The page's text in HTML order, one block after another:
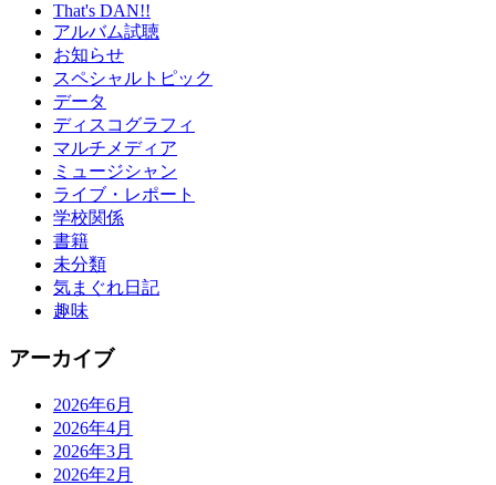
That's DAN!!
アルバム試聴
お知らせ
スペシャルトピック
データ
ディスコグラフィ
マルチメディア
ミュージシャン
ライブ・レポート
学校関係
書籍
未分類
気まぐれ日記
趣味
アーカイブ
2026年6月
2026年4月
2026年3月
2026年2月